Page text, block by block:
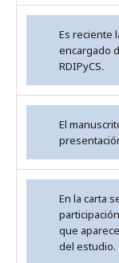
Es reciente
encargado
RDIPyCS.
El
En la carta
que
del estudio.